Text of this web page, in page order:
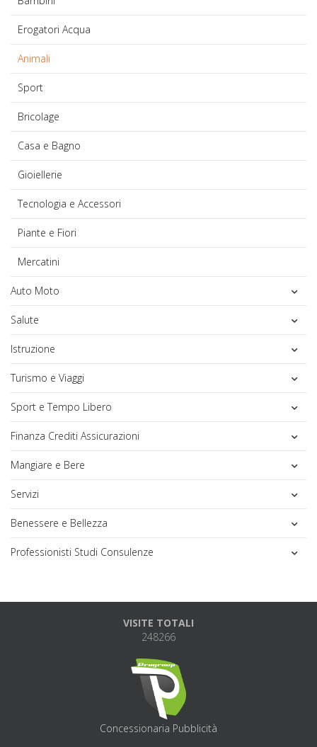
Erogatori Acqua
Animali
Sport
Bricolage
Casa e Bagno
Gioiellerie
Tecnologia e Accessori
Piante e Fiori
Mercatini
Auto Moto
Salute
Istruzione
Turismo e Viaggi
Sport e Tempo Libero
Finanza Crediti Assicurazioni
Mangiare e Bere
Servizi
Benessere e Bellezza
Professionisti Studi Consulenze
VISITE TOTALI
248266
Concessionaria Pubblicità